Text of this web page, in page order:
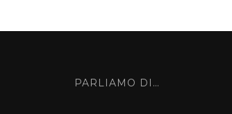
PARLIAMO DI…